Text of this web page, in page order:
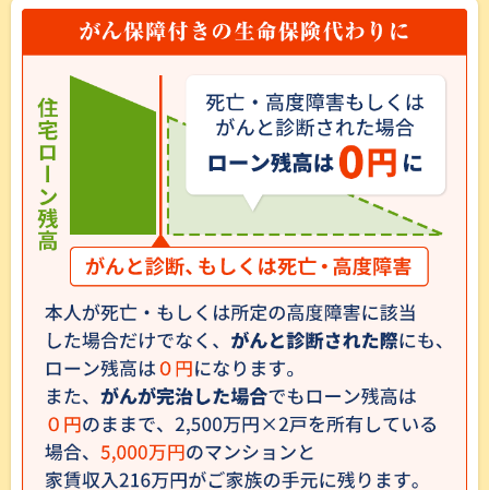
家族や友人はマンションを購入したことに少し驚いていました
が、私は「不動産オーナーになった」ということにより、さらに
本業へ取り組む姿勢も増しました。
シノケンハーモニーさんは、知人からも聞いていた通り、とても
対応が良かったです。
私の知り合いがマンション経営に興味を持ったら、シノケンハ
ーモニーさんを紹介したいと思います。
可能であれば買い増しもしたいと思っていますので、これからも
よろしくお願いします。